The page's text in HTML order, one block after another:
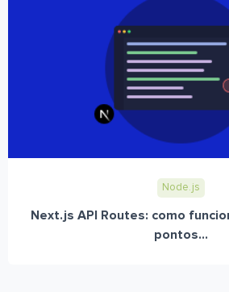
Node.js
Next.js API Routes: como
pontos...